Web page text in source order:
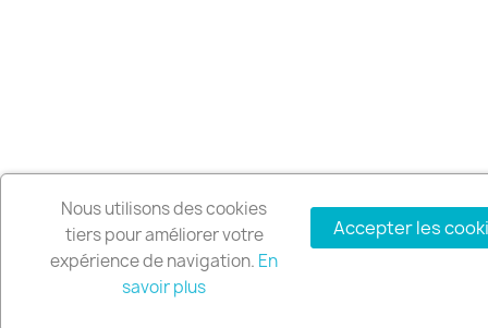
Nous utilisons des cookies
tiers pour améliorer votre
expérience de navigation. En
savoir plus
Accepter les